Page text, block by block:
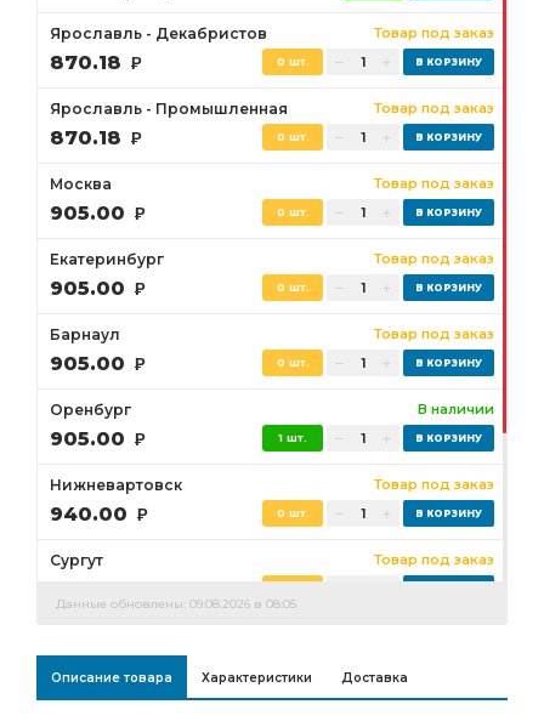
Ярославль - Декабристов Товар под заказ
870.18 Р 0 шт.
Ярославль - Промышленная Товар под заказ
870.18 Р 0 шт.
Москва Товар под заказ
905.00 Р 0 шт.
Екатеринбург Товар под заказ
905.00 Р 0 шт.
Барнаул Товар под заказ
905.00 Р 0 шт.
Оренбург В наличии
905.00 Р 1 шт.
Нижневартовск Товар под заказ
940.00 Р 0 шт.
Сургут Товар под заказ
Данные обновлены: 09.08.2026 в 08:05
Описание товара Характеристики Доставка